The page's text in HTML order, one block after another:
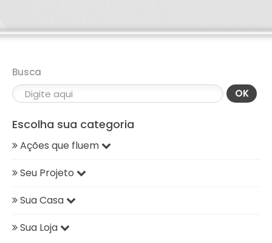
Busca
OK
Escolha sua categoria
Ações que fluem
Seu Projeto
Sua Casa
Sua Loja